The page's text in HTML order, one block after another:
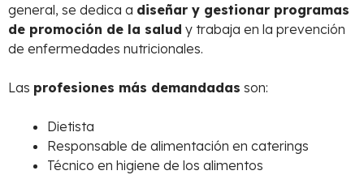
general, se dedica a diseñar y gestionar programas
de promoción de la salud y trabaja en la prevención
de enfermedades nutricionales.
Las profesiones más demandadas son:
Dietista
Responsable de alimentación en caterings
Técnico en higiene de los alimentos